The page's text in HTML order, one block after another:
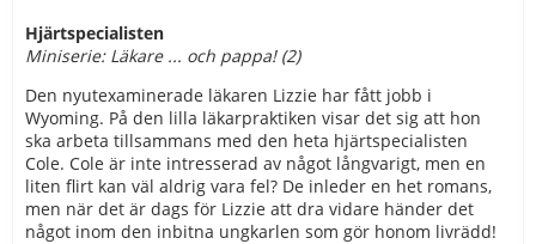
Hjärtspecialisten
Miniserie: Läkare ... och pappa! (2)
Den nyutexaminerade läkaren Lizzie har fått jobb i
Wyoming. På den lilla läkarpraktiken visar det sig att hon
ska arbeta tillsammans med den heta hjärtspecialisten
Cole. Cole är inte intresserad av något långvarigt, men en
liten flirt kan väl aldrig vara fel? De inleder en het romans,
men när det är dags för Lizzie att dra vidare händer det
något inom den inbitna ungkarlen som gör honom livrädd!